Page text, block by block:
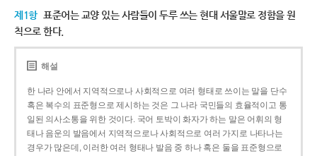
제1항 표준어는 교양 있는 사람들이 두루 쓰는 현대 서울말로 정함을 원
칙으로 한다.
해설
한 나라 안에서 지역적으로나 사회적으로 여러 형태로 쓰이는 말을 단수
혹은 복수의 표준형으로 제시하는 것은 그 나라 국민들의 효율적이고 통
일된 의사소통을 위한 것이다. 국어 토박이 화자가 하는 말은 어휘의 형
태나 음운의 발음에서 지역적으로나 사회적으로 여러 가지로 나타나는
경우가 많은데, 이러한 여러 형태나 발음 중 하나 혹은 둘을 표준형으로